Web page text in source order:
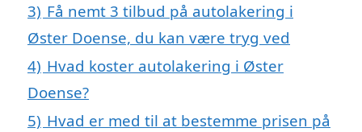
3) Få nemt 3 tilbud på autolakering i
Øster Doense, du kan være tryg ved
4) Hvad koster autolakering i Øster
Doense?
5) Hvad er med til at bestemme prisen på